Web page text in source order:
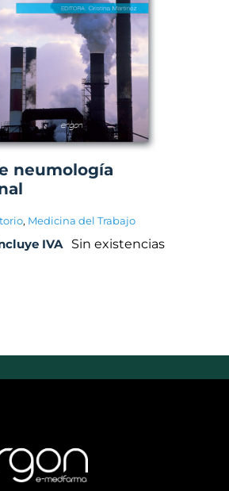
neumología
, Medicina del Trabajo
IVA Sin existencias